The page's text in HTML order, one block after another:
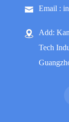
Email :
Add:
Tech